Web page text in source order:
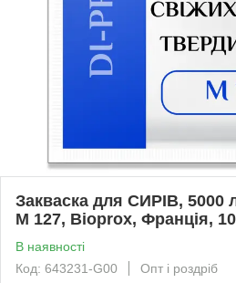
Закваска для СИРІВ, 5000
M 127, Bioprox, Франція,
В наявності
Код: 643231-G00
Опт і роздріб